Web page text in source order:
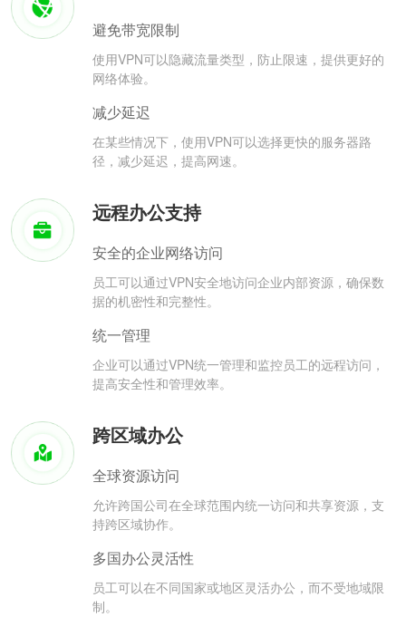
避免带宽限制
使用VPN可以隐藏流量类型，防止限速，提供更好的
网络体验。
减少延迟
在某些情况下，使用VPN可以选择更快的服务器路
径，减少延迟，提高网速。
远程办公支持
安全的企业网络访问
员工可以通过VPN安全地访问企业内部资源，确保数
据的机密性和完整性。
统一管理
企业可以通过VPN统一管理和监控员工的远程访问，
提高安全性和管理效率。
跨区域办公
全球资源访问
允许跨国公司在全球范围内统一访问和共享资源，支
持跨区域协作。
多国办公灵活性
员工可以在不同国家或地区灵活办公，而不受地域限
制。